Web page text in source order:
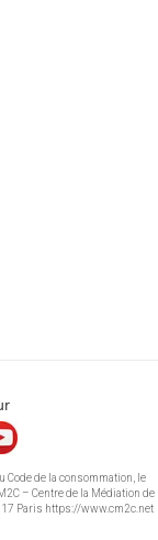
Code de la consommation, le
– Centre de la Médiation de
Paris https://www.cm2c.net